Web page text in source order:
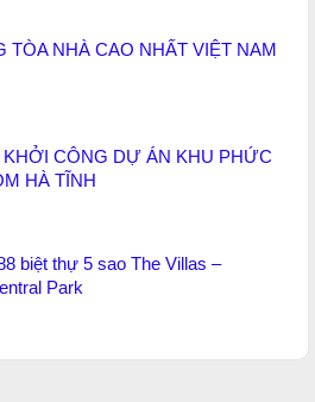
TÒA NHÀ CAO NHẤT VIỆT NAM
CÔNG DỰ ÁN KHU PHỨC
HÀ TĨNH
biệt thự 5 sao The Villas –
Park